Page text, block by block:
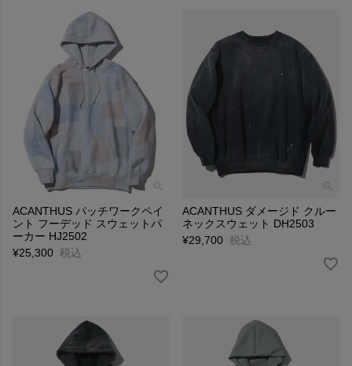
ACANTHUS パッチワークペイ
ント フーデッド スウェットパ
ーカー HJ2502
¥25,300 税込
ACANTHUS ダメージド クルー
ネックスウェット DH2503
¥29,700 税込